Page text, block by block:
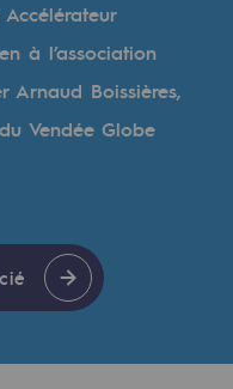
durables
gazéification
à l’association
Arnaud Boissières,
Vendée Globe